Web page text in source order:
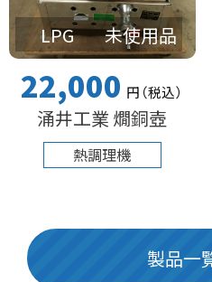
未使用品
LPG
22,000 円（税込）
涌井工業 燗銅壺
熱調理機
製品一